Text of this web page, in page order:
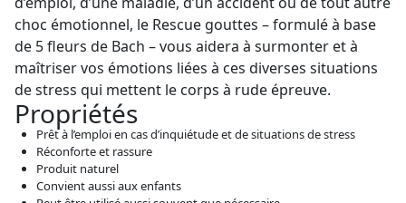
choc émotionnel, le Rescue gouttes – formulé à base
de 5 fleurs de Bach – vous aidera à surmonter et à
maîtriser vos émotions liées à ces diverses situations
de stress qui mettent le corps à rude épreuve.
Propriétés
Prêt à l’emploi en cas d’inquiétude et de situations de stress
Réconforte et rassure
Produit naturel
Convient aussi aux enfants